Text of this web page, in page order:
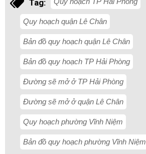
Tag:
Quy hoạch quận Lê Chân
Bản đồ quy hoạch quận Lê Chân
Bản đồ quy hoạch TP Hải Phòng
Đường sẽ mở ở TP Hải Phòng
Đường sẽ mở ở quận Lê Chân
Quy hoạch phường Vĩnh Niệm
Bản đồ quy hoạch phường Vĩnh Niệm